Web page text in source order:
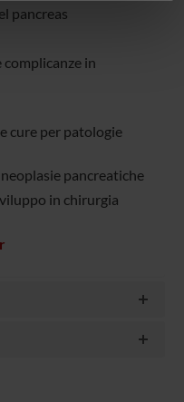
il nostro sito con i
loro o che hanno
pancreas
complicanze in
cure per patologie
pancreatiche
in chirurgia